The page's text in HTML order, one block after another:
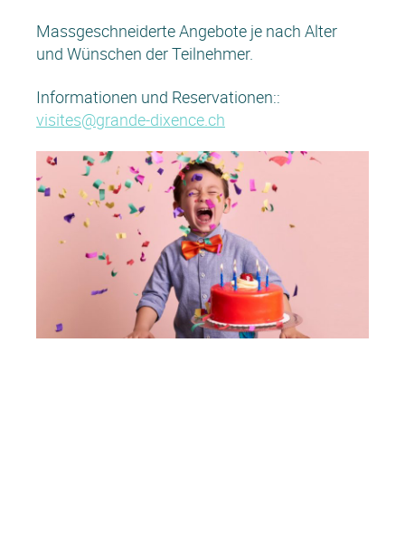
Massgeschneiderte Angebote je nach Alter
und Wünschen der Teilnehmer.
Informationen und Reservationen::
visites@grande-dixence.ch